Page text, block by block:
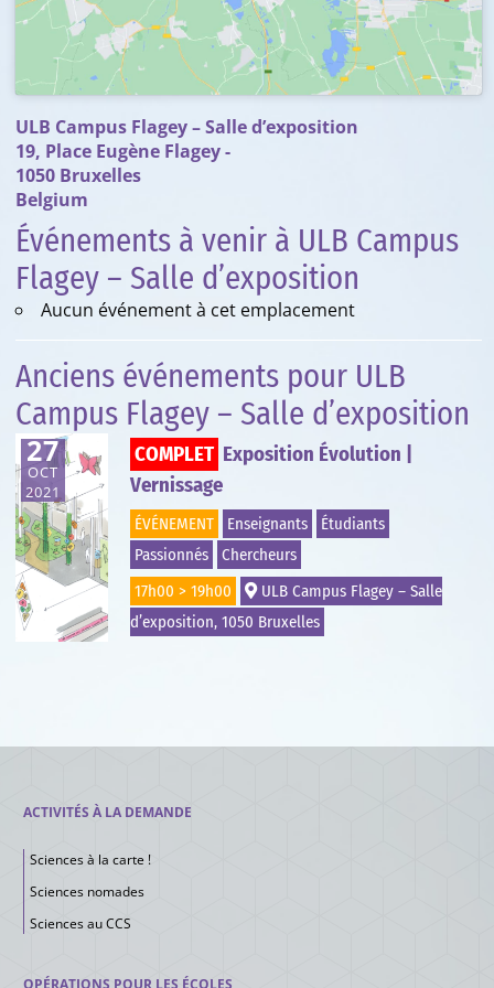
ULB Campus Flagey – Salle d’exposition
19, Place Eugène Flagey -
1050 Bruxelles
Belgium
Événements à venir à ULB Campus
Flagey – Salle d’exposition
Aucun événement à cet emplacement
Anciens événements pour ULB
Campus Flagey – Salle d’exposition
27
OCT
2021
COMPLET Exposition Évolution |
Vernissage
ÉVÉNEMENT Enseignants
Étudiants
Passionnés
Chercheurs
17h00 > 19h00
ULB Campus Flagey – Salle
d’exposition, 1050 Bruxelles
ACTIVITÉS À LA DEMANDE
Sciences à la carte !
Sciences nomades
Sciences au CCS
OPÉRATIONS POUR LES ÉCOLES